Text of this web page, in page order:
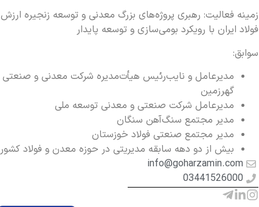
زمینه فعالیت: رهبری پروژه‌های بزرگ معدنی و توسعه زنجیره ارزش
فولاد ایران با رویکرد بومی‌سازی و توسعه پایدار
سوابق:
مدیرعامل و نایب‌رئیس هیأت‌مدیره شرکت معدنی و صنعتی
گهرزمین
مدیرعامل شرکت صنعتی و معدنی توسعه ملی
مدیر مجتمع سنگ‌آهن سنگان
مدیر مجتمع صنعتی فولاد خوزستان
بیش از دو دهه سابقه مدیریتی در حوزه معدن و فولاد کشور
info@goharzamin.com
03441526000